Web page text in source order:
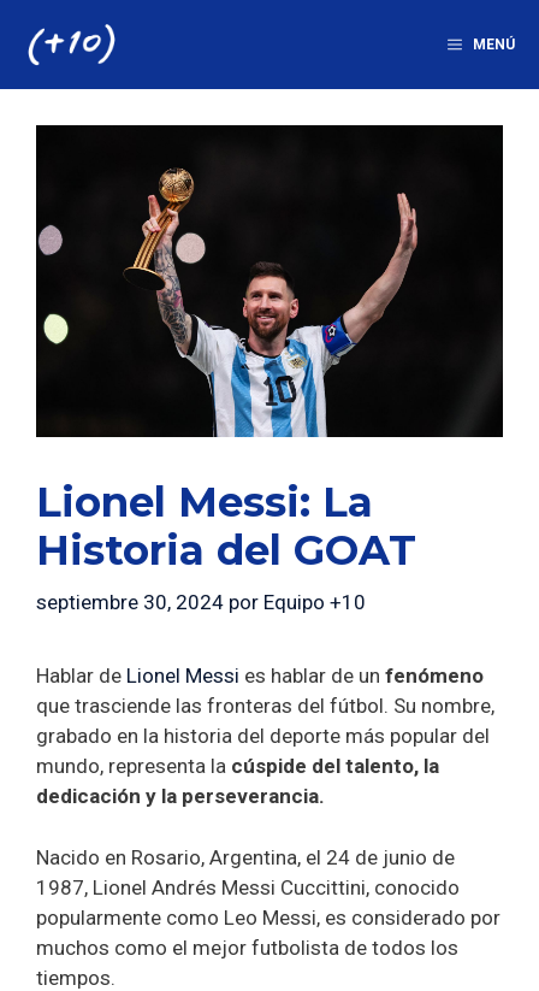
MENÚ
Lionel Messi: La
Historia del GOAT
septiembre 30, 2024 por Equipo +10
Hablar de Lionel Messi es hablar de un fenómeno
que trasciende las fronteras del fútbol. Su nombre,
grabado en la historia del deporte más popular del
mundo, representa la cúspide del talento, la
dedicación y la perseverancia.
Nacido en Rosario, Argentina, el 24 de junio de
1987, Lionel Andrés Messi Cuccittini, conocido
popularmente como Leo Messi, es considerado por
muchos como el mejor futbolista de todos los
tiempos.